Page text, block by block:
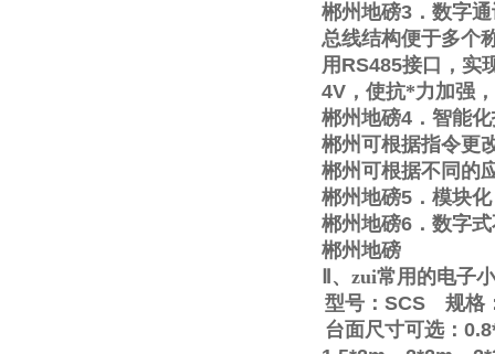
郴州地磅3 ．数字
总线结构便于多个
用 RS485接口，实
4V ，使抗*力加强
郴州地磅4 ．智能
郴州可根据指令更
郴州可根据不同的
郴州地磅5 ．模块
郴州地磅6 ．数字
郴州地磅
、zui常用的电子
型号： SCS
规格
台面尺寸可选：